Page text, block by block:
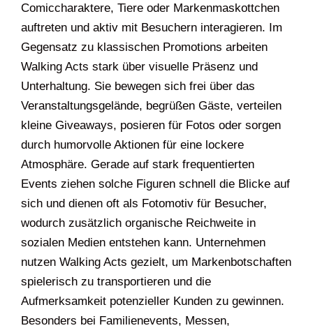
Comiccharaktere, Tiere oder Markenmaskottchen
auftreten und aktiv mit Besuchern interagieren. Im
Gegensatz zu klassischen Promotions arbeiten
Walking Acts stark über visuelle Präsenz und
Unterhaltung. Sie bewegen sich frei über das
Veranstaltungsgelände, begrüßen Gäste, verteilen
kleine Giveaways, posieren für Fotos oder sorgen
durch humorvolle Aktionen für eine lockere
Atmosphäre. Gerade auf stark frequentierten
Events ziehen solche Figuren schnell die Blicke auf
sich und dienen oft als Fotomotiv für Besucher,
wodurch zusätzlich organische Reichweite in
sozialen Medien entstehen kann. Unternehmen
nutzen Walking Acts gezielt, um Markenbotschaften
spielerisch zu transportieren und die
Aufmerksamkeit potenzieller Kunden zu gewinnen.
Besonders bei Familienevents, Messen,